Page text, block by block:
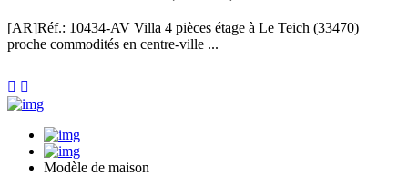
[AR]Réf.: 10434-AV Villa 4 pièces étage à Le Teich (33470)
proche commodités en centre-ville ...
 
Modèle de maison